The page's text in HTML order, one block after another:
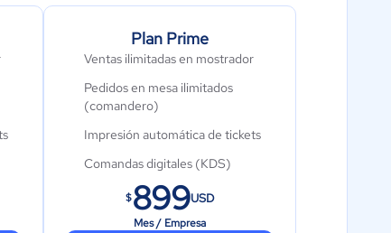
Plan Prime
Ventas ilimitadas en mostrador
Pedidos en mesa ilimitados
(comandero)
Impresión automática de tickets
Comandas digitales (KDS)
Roles de usuario
Menú digital: 600 pedidos a
$899USD
Mes / Empresa